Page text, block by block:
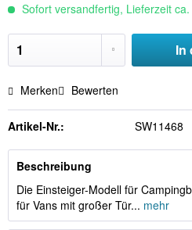
Sofort versandfertig, Lieferzeit
In
Merken Bewerten
Artikel-Nr.: SW11468
Beschreibung
Die Einsteiger-Modell für
für Vans mit großer Tür... mehr